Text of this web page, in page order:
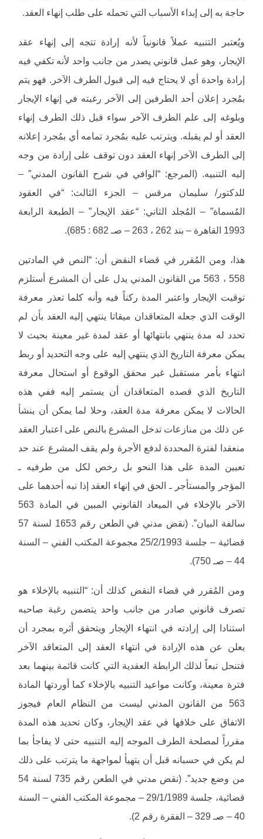
حاجة به إلى إبداء الأسباب التي تحمله على طلب إنهاء العقد.
ويُعتبر التنبيه عملاً قانونياً لأنه إرادة تتجه إلى إنهاء عقد
الإيجار، وهو عمل قانوني يصدر من جانب واحد لأنه تكفي فيه
إرادة واحدة أي لا يحتاج فيه إلى قبول الطرف الآخر. فهو يتم
بمُجرد إعلان أحد الطرفين إلى الآخر رغبته في إنهاء الإيجار
وبلوغه إلى علم الطرف الآخر سواء قبل ذلك الطرف إنهاء
العقد أو لم يقبله. ويترتب عليه بمُجرد تمامه أي بمُجرد إعلانه
إلى الطرف الآخر إنهاء العقد دون توقف على إرادة من وجه
إليه التنبيه. (المرجع: “الوافي في شرح القانون المدني” –
للدكتور/ سليمان مرقس – الجزء الثالث: “في العقود
المُسماة” – المُجلد الثاني: “عقد الإيجار” – الطبعة الرابعة
1993 القاهرة – بند 262 ، 263 – صـ 682 : 685).
هذا، ومن المُقرر في قضاء النقض أن: “النص في المادتين
558 ، 563 من القانون المدني يدل على أن المشرع أستلزم
توقيت الإيجار واعتبر المدة ركناً فيه وأنه كلما تعذر معرفة
الوقت الذي جعله المتعاقدان ميقاتا ينتهي إليه العقد بأن لم
تحدد له مدة ينتهي بانتهائها أو عقد لمدة غير معينة بحيث لا
يمكن معرفة التاريخ الذي ينتهي إليه على وجه التحديد أو ربط
انتهاء بأمر مستقبل غير محقق الوقوع أو استحال معرفة
التاريخ الذي قصده المتعاقدان أن يستمر إليه ففي هذه
الحالات لا يمكن معرفة مدة العقد، وحلا لما يمكن أن ينشأ
عن ذلك من منازعات تدخل المشرع بالنص على اعتبار العقد
منعقدا لفترة المحددة لدفع الأجرة ولم يقف المشرع عند حد
تعيين المدة على هذا النحو بل رخص لكل من طرفيه ـ
المؤجر والمستأجر ـ الحق في إنهاء العقد إذا نبه أحدهما على
الآخر بالإخلاء في الميعاد القانوني المبين في المادة 563
سالفة البيان”. (نقض مدني في الطعن رقم 1653 لسنة 57
قضائية – جلسة 25/2/1993 مجموعة المكتب الفني – السنة
44 – صـ 750).
ومن المُقرر في قضاء النقض كذلك أن: “التنبيه بالإخلاء هو
تصرف قانوني صادر من جانب واحد يتضمن رغبة صاحبه
استنادا إلى إرادته في انتهاء الإيجار ويتحقق أثره بمجرد أن
يعلن عن هذه الإرادة في انتهاء العقد إلى المتعاقد الآخر
فتنحل تبعاً لذلك الرابطة العقدية التي كانت قائمة بينهما بعد
فترة معينة، وكانت مواعيد التنبيه بالإخلاء كما أوردتها المادة
563 من القانون المدني ليست من النظام العام فيجوز
الاتفاق على خلافها في عقد الإيجار، وكان تحديد هذه المدة
مقرراً لمصلحة الطرف الموجه إليه التنبيه حتى لا يفاجأ بما
لم يكن في حسبانه قبل أن يتهيأ لمواجهة ما يترتب على ذلك
من وضع جديد”. (نقض مدني في الطعن رقم 735 لسنة 54
قضائية، جلسة 29/1/1989 – مجموعة المكتب الفني – السنة
40 – صـ 329 – الفقرة رقم 2).